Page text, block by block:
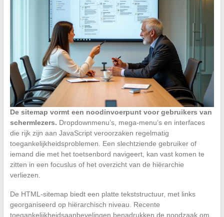
De sitemap vormt een noodinvoerpunt voor gebruikers van
schermlezers. Dropdownmenu’s, mega-menu’s en interfaces
die rijk zijn aan JavaScript veroorzaken regelmatig
toegankelijkheidsproblemen. Een slechtziende gebruiker of
iemand die met het toetsenbord navigeert, kan vast komen te
zitten in een focuslus of het overzicht van de hiërarchie
verliezen.
De HTML-sitemap biedt een platte tekststructuur, met links
georganiseerd op hiërarchisch niveau. Recente
toegankelijkheidsaanbevelingen benadrukken de noodzaak om